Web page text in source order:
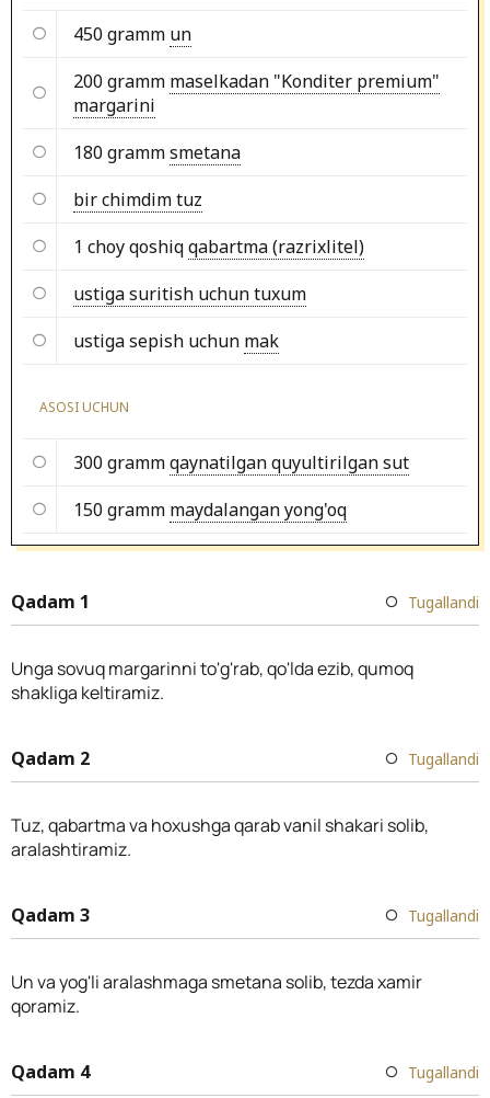
450 gramm un
200 gramm maselkadan "Konditer premium"
margarini
180 grammsmetana
bir chimdim tuz
1 choy qoshiqqabartma (razrixlitel)
ustiga suritish uchun tuxum
ustiga sepish uchun mak
ASOSI UCHUN
300 grammqaynatilgan quyultirilgan sut
150 gramm maydalangan yong'oq
Qadam 1 Tugallandi
Unga sovuq margarinni to'g'rab, qo'lda ezib, qumoq
shakliga keltiramiz.
Qadam 2 Tugallandi
Tuz, qabartma va hoxushga qarab vanil shakari solib,
aralashtiramiz.
Qadam 3 Tugallandi
Un va yog'li aralashmaga smetana solib, tezda xamir
qoramiz.
Qadam 4 Tugallandi